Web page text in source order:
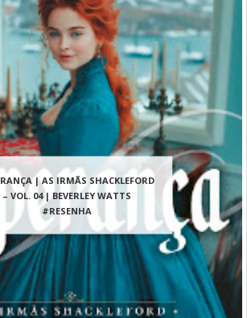
| AS IRMÃS SHACKLEFORD
– VOL. 04 | BEVERLEY WATTS
#RESENHA